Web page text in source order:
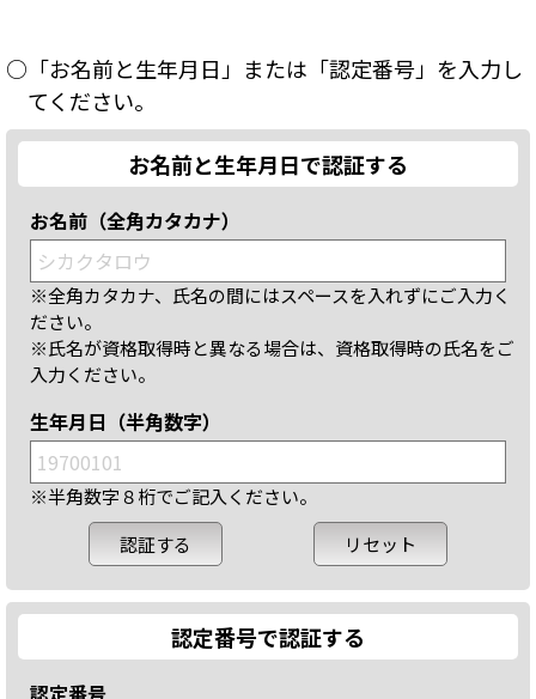
○「お名前と生年月日」または「認定番号」を入力し
てください。
お名前と生年月日で認証する
お名前（全角カタカナ）
※全角カタカナ、氏名の間にはスペースを入れずにご入力く
ださい。
※氏名が資格取得時と異なる場合は、資格取得時の氏名をご
入力ください。
生年月日（半角数字）
※半角数字８桁でご記入ください。
認定番号で認証する
認定番号